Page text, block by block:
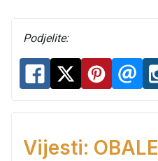
Podjelite:
Vijesti: OBALE